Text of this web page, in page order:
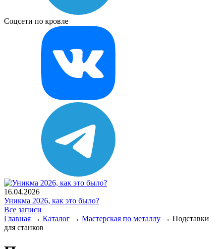
Соцсети по кровле
16.04.2026
Уникма 2026, как это было?
Все записи
Главная → Каталог → Мастерская по металлу → Подставки
для станков